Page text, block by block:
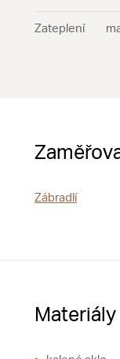
Zateplení
Zábradlí
Materiály